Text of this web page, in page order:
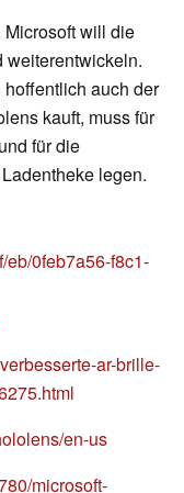
will die
weiterentwickeln.
auch der
kauft, muss für
für die
legen.
eb/0feb7a56-f8c1-
ar-brille-
en-us
microsoft-